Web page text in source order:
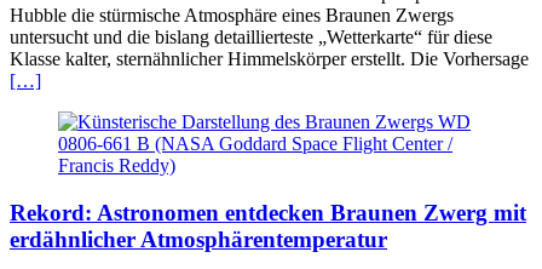
Hubble die stürmische Atmosphäre eines Braunen Zwergs
untersucht und die bislang detaillierteste „Wetterkarte“ für diese
Klasse kalter, sternähnlicher Himmelskörper erstellt. Die Vorhersage
[…]
Rekord: Astronomen entdecken Braunen Zwerg mit
erdähnlicher Atmosphärentemperatur